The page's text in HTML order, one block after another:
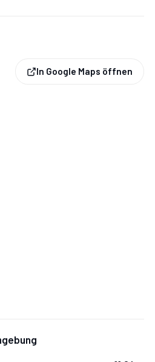
In Google Maps öffnen